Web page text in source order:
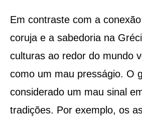
Em contraste com a
coruja e a sabedoria na
culturas ao redor do mundo
como um mau presságio. O
considerado um mau sinal
tradições. Por exemplo, os